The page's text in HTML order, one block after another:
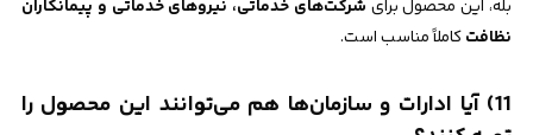
بله، این محصول برای شرکت‌های خدماتی، نیروهای خدماتی و پیمانکاران
نظافتکاملاً مناسب است.
11) آیا ادارات و سازمان‌ها هم می‌توانند این محصول را